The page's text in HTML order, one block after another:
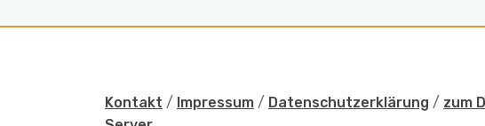
Kontakt / Impressum / Datenschutzerklärung / zum